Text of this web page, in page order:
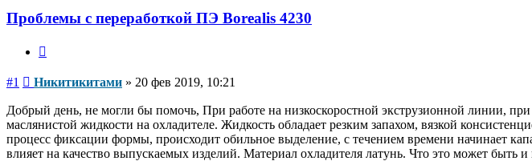
Проблемы с переработкой ПЭ Borealis 4230
#1 Сообщение
Никитикитами » 20 фев 2019, 10:21
Добрый день, не могли бы помочь, При работе на низкоскоростной экструзионной линии,
маслянистой жидкости на охладителе. Жидкость обладает резким запахом, вязкой
процесс фиксации формы, происходит обильное выделение, с течением времени начинает
влияет на качество выпускаемых изделий. Материал охладителя латунь. Что это может быть и